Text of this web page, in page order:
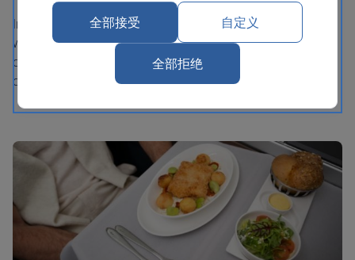
In World Traveller Plus you can enjoy a glass of sparkling
wine to start your journey, followed by starter, main and
dessert with our dining service. During your flight we'll
deliver snacks, hot, cold and alcoholic drinks to your seat.
全部接受 自定义
全部拒绝